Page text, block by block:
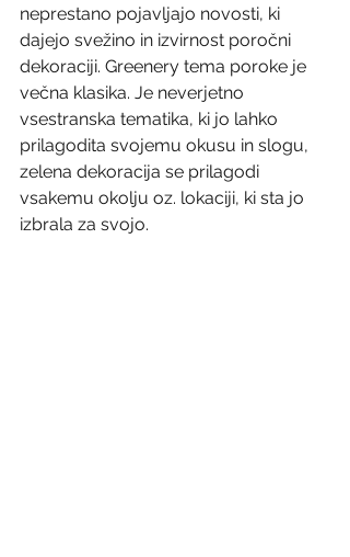
neprestano pojavljajo novosti, ki
dajejo svežino in izvirnost poročni
dekoraciji. Greenery tema poroke je
večna klasika. Je neverjetno
vsestranska tematika, ki jo lahko
prilagodita svojemu okusu in slogu,
zelena dekoracija se prilagodi
vsakemu okolju oz. lokaciji, ki sta jo
izbrala za svojo.